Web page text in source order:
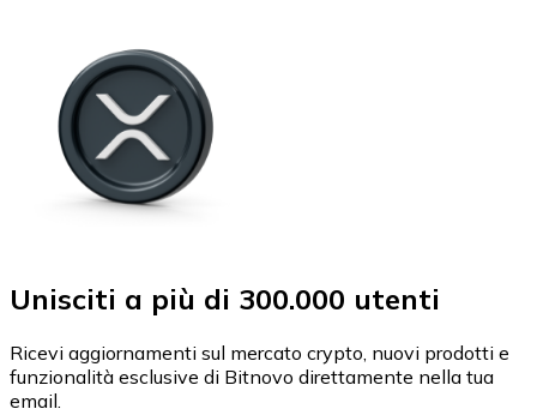
Unisciti a più di 300.000 utenti
Ricevi aggiornamenti sul mercato crypto, nuovi prodotti e
funzionalità esclusive di Bitnovo direttamente nella tua
email.